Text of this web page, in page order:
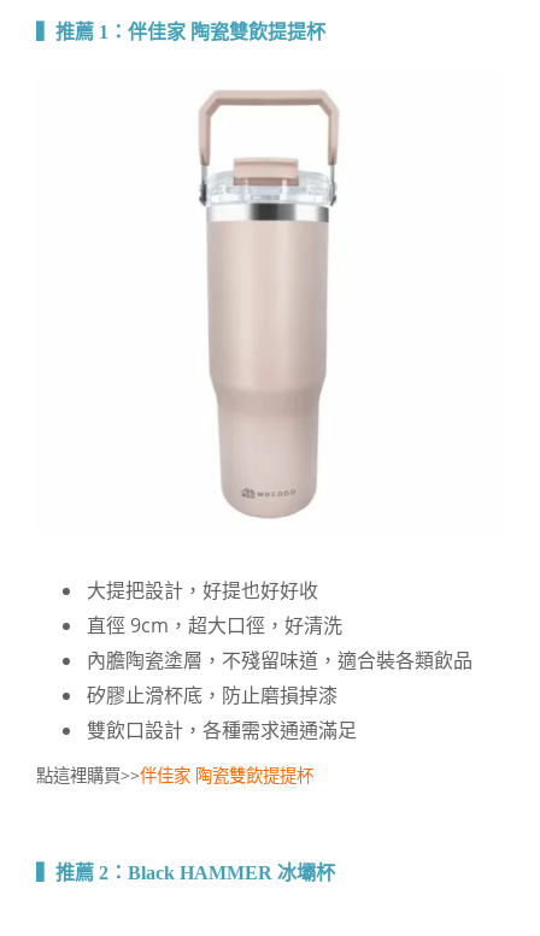
推薦 1： 伴佳家 陶瓷雙飲提提杯
大提把設計，好提也好好收
直徑 9cm，超大口徑，好清洗
內膽陶瓷塗層，不殘留味道，適合裝各類飲品
矽膠止滑杯底，防止磨損掉漆
雙飲口設計，各種需求通通滿足
點這裡購買>>伴佳家 陶瓷雙飲提提杯
▍推薦 2： Black HAMMER 冰壩杯